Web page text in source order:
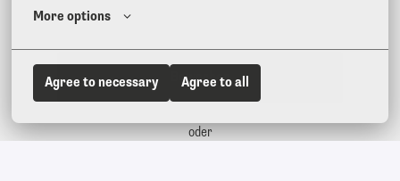
More options
Agree to necessary Agree to all
Bewerben
oder